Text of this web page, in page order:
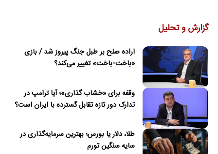
گزارش و تحلیل
اراده صلح بر طبل جنگ پیروز شد / بازی
«باخت-باخت» تغییر می‌کند؟
وقفه برای «خشاب گذاری»؛ آیا ترامپ در
تدارک دور تازه تقابل گسترده با ایران است؟
طلا، دلار یا بورس؛ بهترین سرمایه‌گذاری در
سایه سنگین تورم